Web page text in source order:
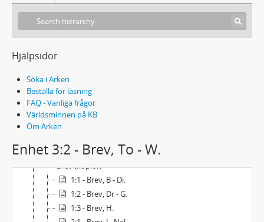
Hjälpsidor
Söka i Arken
Beställa för läsning
FAQ - Vanliga frågor
Världsminnen på KB
Om Arken
Enhet 3:2 - Brev, To - W.
Acc2008/26 - Ruth Dinesen: Material rörande Nelly Sachs
Brev (kopior)
1:1 - Brev, B - Di.
1:2 - Brev, Dr - G.
1:3 - Brev, H.